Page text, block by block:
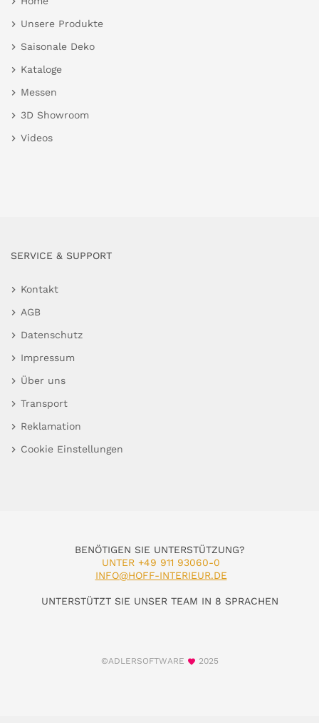
Unsere Produkte
Saisonale Deko
Kataloge
Messen
3D Showroom
Videos
SERVICE & SUPPORT
Kontakt
AGB
Datenschutz
Impressum
Über uns
Transport
Reklamation
Cookie Einstellungen
BENÖTIGEN SIE UNTERSTÜTZUNG?
UNTER +49 911 93060-0
INFO@HOFF-INTERIEUR.DE
UNTERSTÜTZT SIE UNSER TEAM IN 8 SPRACHEN
©ADLERSOFTWARE 2025